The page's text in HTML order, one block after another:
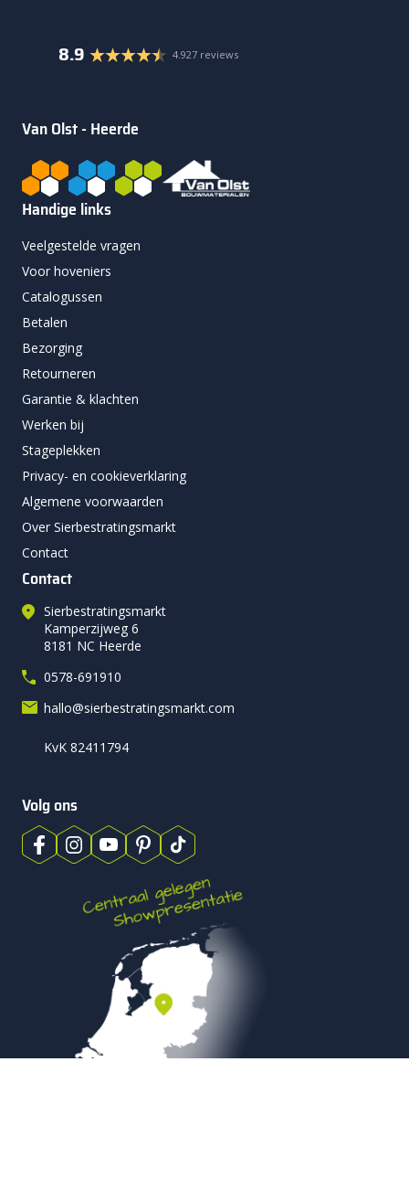
8.9 4.927 reviews
Van Olst - Heerde
Handige links
Veelgestelde vragen
Voor hoveniers
Catalogussen
Betalen
Bezorging
Retourneren
Garantie & klachten
Werken bij
Stageplekken
Privacy- en cookieverklaring
Algemene voorwaarden
Over Sierbestratingsmarkt
Contact
Contact
Sierbestratingsmarkt
Kamperzijweg 6
8181 NC Heerde
0578-691910
hallo@sierbestratingsmarkt.com
KvK 82411794
Volg ons